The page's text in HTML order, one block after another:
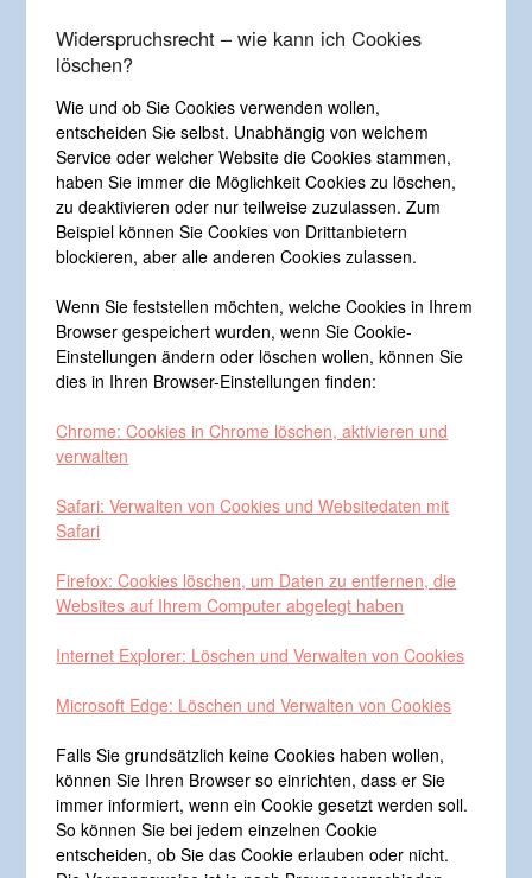
Widerspruchsrecht – wie kann ich Cookies
löschen?
Wie und ob Sie Cookies verwenden wollen,
entscheiden Sie selbst. Unabhängig von welchem
Service oder welcher Website die Cookies stammen,
haben Sie immer die Möglichkeit Cookies zu löschen,
zu deaktivieren oder nur teilweise zuzulassen. Zum
Beispiel können Sie Cookies von Drittanbietern
blockieren, aber alle anderen Cookies zulassen.
Wenn Sie feststellen möchten, welche Cookies in Ihrem
Browser gespeichert wurden, wenn Sie Cookie-
Einstellungen ändern oder löschen wollen, können Sie
dies in Ihren Browser-Einstellungen finden:
Chrome: Cookies in Chrome löschen, aktivieren und
verwalten
Safari: Verwalten von Cookies und Websitedaten mit
Safari
Firefox: Cookies löschen, um Daten zu entfernen, die
Websites auf Ihrem Computer abgelegt haben
Internet Explorer: Löschen und Verwalten von Cookies
Microsoft Edge: Löschen und Verwalten von Cookies
Falls Sie grundsätzlich keine Cookies haben wollen,
können Sie Ihren Browser so einrichten, dass er Sie
immer informiert, wenn ein Cookie gesetzt werden soll.
So können Sie bei jedem einzelnen Cookie
entscheiden, ob Sie das Cookie erlauben oder nicht.